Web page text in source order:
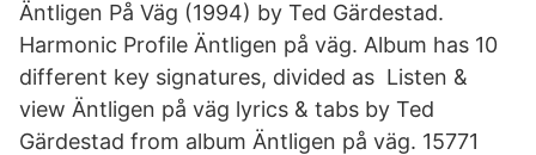
Äntligen På Väg (1994) by Ted Gärdestad.
Harmonic Profile Äntligen på väg. Album has 10
different key signatures, divided as Listen &
view Äntligen på väg lyrics & tabs by Ted
Gärdestad from album Äntligen på väg. 15771